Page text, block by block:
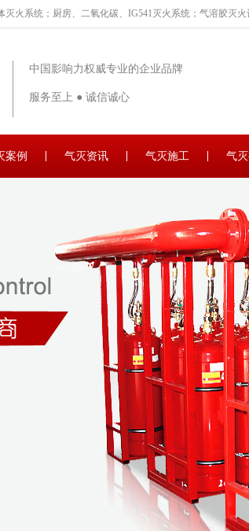
火系统；厨房、二氧化碳、IG541灭火系统；气溶胶灭
中国影响力权威专业的企业品牌
服务至上 ● 诚信诚心
案例 气灭资讯 气灭施工 气